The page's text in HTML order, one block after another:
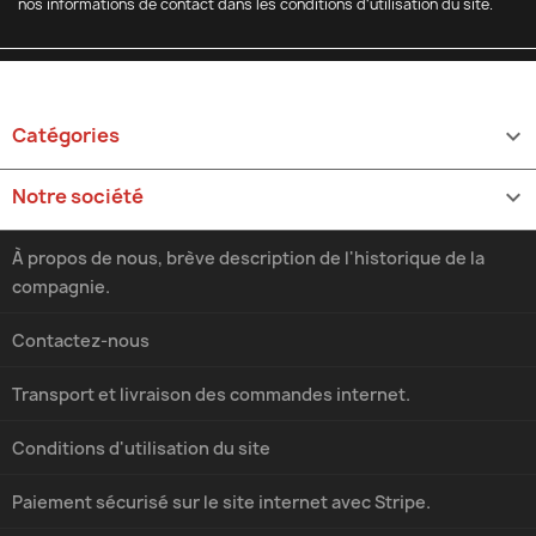
nos informations de contact dans les conditions d'utilisation du site.
Catégories 
Notre société 
Transport et livraison des commandes internet.
Conditions d'utilisation du site
À propos de nous, brève description de l'historique de la
compagnie.
Paiement sécurisé sur le site internet avec Stripe.
Contactez-nous